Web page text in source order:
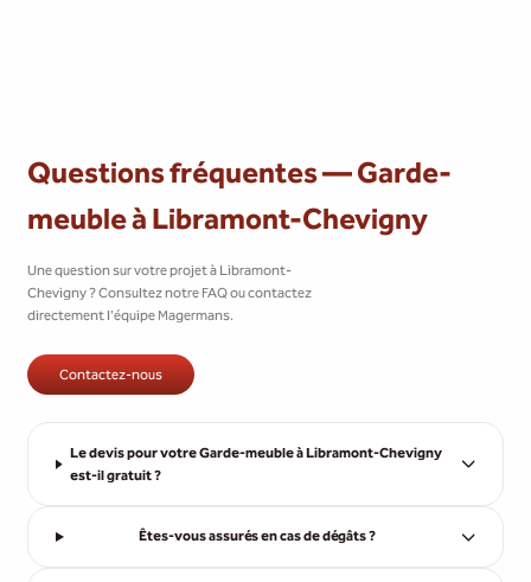
Questions fréquentes — Garde-
meuble à Libramont-Chevigny
Une question sur votre projet à Libramont-
Chevigny ? Consultez notre FAQ ou contactez
directement l'équipe Magermans.
Contactez-nous
Le devis pour votre Garde-meuble à Libramont-Chevigny
est-il gratuit ?
Êtes-vous assurés en cas de dégâts ?